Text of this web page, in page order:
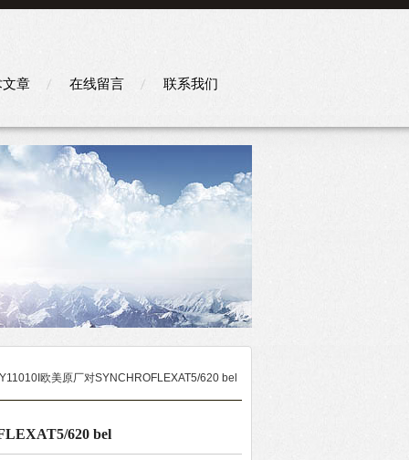
章 在线留言 联系我们
欧美原厂对SYNCHROFLEXAT5/620 bel
620 bel